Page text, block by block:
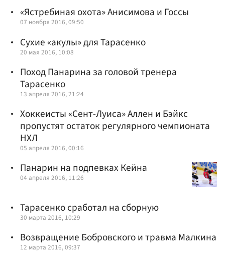
«Ястребиная охота» Анисимова и Госсы
07 ноября 2016, 09:50
Сухие «акулы» для Тарасенко
20 мая 2016, 10:08
Поход Панарина за головой тренера
Тарасенко
13 апреля 2016, 21:24
Хоккеисты «Сент-Луиса» Аллен и Бэйкс
пропустят остаток регулярного чемпионата
НХЛ
05 апреля 2016, 00:16
Панарин на подпевках Кейна
04 апреля 2016, 11:26
Тарасенко сработал на сборную
30 марта 2016, 10:29
Возвращение Бобровского и травма Малкина
12 марта 2016, 09:37